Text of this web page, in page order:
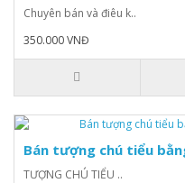
Chuyên bán và điêu k..
350.000 VNĐ
Bán tượng chú tiểu
TƯỢNG CHÚ TIỂU ..